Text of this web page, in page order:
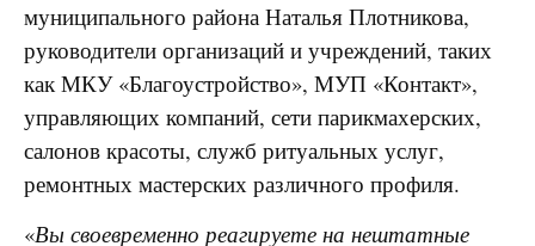
муниципального района Наталья Плотникова,
руководители организаций и учреждений, таких
как МКУ «Благоустройство», МУП «Контакт»,
управляющих компаний, сети парикмахерских,
салонов красоты, служб ритуальных услуг,
ремонтных мастерских различного профиля.
«Вы своевременно реагируете на нештатные